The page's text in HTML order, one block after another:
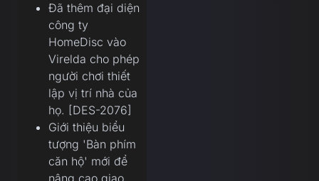
Đã thêm đại diện
công ty
HomeDisc vào
Virelda cho phép
người chơi thiết
lập vị trí nhà của
họ. [DES-2076]
Giới thiệu biểu
tượng 'Bàn phím
căn hộ' mới để